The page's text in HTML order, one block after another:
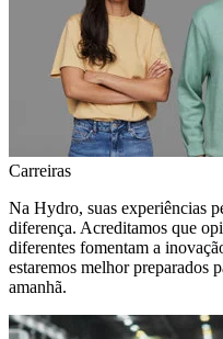
Carreiras
Na Hydro, suas experiências
diferença. Acreditamos que
diferentes fomentam a
estaremos melhor preparados
amanhã.